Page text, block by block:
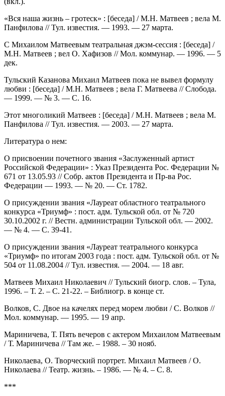
«Вся наша жизнь – гротеск» : [беседа] / М.Н. Матвеев ; вела М.
Панфилова // Тул. известия. — 1993. — 27 марта.
С Михаилом Матвеевым театральная джэм-сессия : [беседа] /
М.Н. Матвеев ; вел О. Хафизов // Мол. коммунар. — 1996. — 5
дек.
Тульский Казанова Михаил Матвеев пока не вывел формулу
любви : [беседа] / М.Н. Матвеев ; вела Г. Матвеева // Слобода.
— 1999. — № 3. — С. 16.
Этот многоликий Матвеев : [беседа] / М.Н. Матвеев ; вела М.
Панфилова // Тул. известия. — 2003. — 27 марта.
Литература о нем:
О присвоении почетного звания «Заслуженный артист
Российской Федерации» : Указ Президента Рос. Федерации №
671 от 13.05.93 // Собр. актов Президента и Пр-ва Рос.
Федерации — 1993. — № 20. — Ст. 1782.
О присуждении звания «Лауреат областного театрального
конкурса «Триумф» : пост. адм. Тульской обл. от № 720
30.10.2002 г. // Вестн. администрации Тульской обл. — 2002.
— № 4. — С. 39-41.
О присуждении звания «Лауреат театрального конкурса
«Триумф» по итогам 2003 года : пост. адм. Тульской обл. от №
504 от 11.08.2004 // Тул. известия. — 2004. — 18 авг.
Матвеев Михаил Николаевич // Тульский биогр. слов. – Тула,
1996. – Т. 2. – С. 21-22. – Библиогр. в конце ст.
Волков, С. Двое на качелях перед морем любви / С. Волков //
Мол. коммунар. — 1995. — 19 апр.
Мариничева, Т. Пять вечеров с актером Михаилом Матвеевым
/ Т. Мариничева // Там же. – 1988. – 30 нояб.
Николаева, О. Творческий портрет. Михаил Матвеев / О.
Николаева // Театр. жизнь. – 1986. — № 4. – С. 8.
***